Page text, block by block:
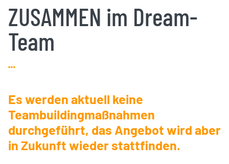
ZUSAMMEN im Dream-
Team
Es werden aktuell keine
Teambuildingmaßnahmen
durchgeführt, das Angebot wird aber
in Zukunft wieder stattfinden.